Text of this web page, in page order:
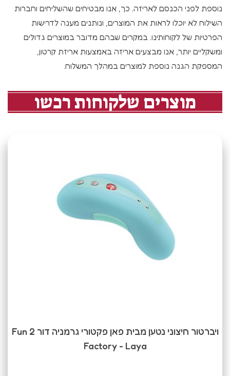
נוספת לפני הכנסם לאריזה. כך, אנו מבטיחים שהשליחים וחברות
השילוח לא יוכלו לראות את המוצרים, ונותנים מענה לדרישות
הפרטיות של לקוחותינו. במקרים שבהם מדובר במוצרים גדולים
ומשקליים יותר, אנו מבצעים אריזה באמצעות אריזת קרטון,
המספקת הגנה נוספת למוצרים במהלך המשלוח.
מוצרים שלקוחות רכשו
ויברטור חיצוני נטען מבית פאן פקטורי גרמניה דור 2 Fun
Factory - Laya